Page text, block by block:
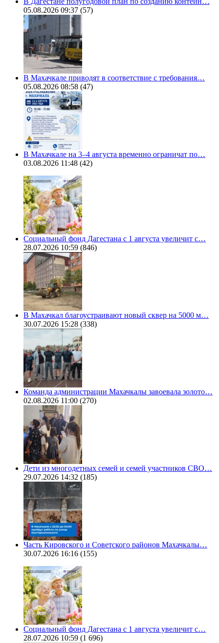
05.08.2026 09:37 (57)
В Махачкале приводят в соответствие с требования…
05.08.2026 08:58 (47)
В Махачкале на 3–4 августа временно ограничат по…
03.08.2026 11:48 (42)
Социальный фонд Дагестана с 1 августа увеличит с…
28.07.2026 10:59 (846)
В Махачкал благоустраивают новый сквер на 5000 м…
30.07.2026 15:28 (338)
Команда администрации Махачкалы завоевала золото…
02.08.2026 11:00 (270)
Дети из многодетных семей и семей участников СВО…
29.07.2026 14:32 (185)
Часть Кировского и Советского районов Махачкалы…
30.07.2026 16:16 (155)
Социальный фонд Дагестана с 1 августа увеличит с…
28.07.2026 10:59 (1 696)